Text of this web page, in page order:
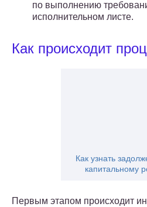
по выполнению
исполнительном листе.
Как происходит
Как узнать
капитальному
Первым этапом происходит